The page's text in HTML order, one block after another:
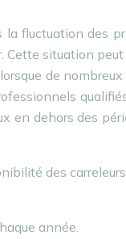
la fluctuation des
Cette situation
de
en dehors des
des
année.